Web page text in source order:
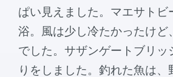
ぱい見えました。マエサトビ
浴。風は少し冷たかったけど
でした。サザンゲートブリッ
りをしました。釣れた魚は、